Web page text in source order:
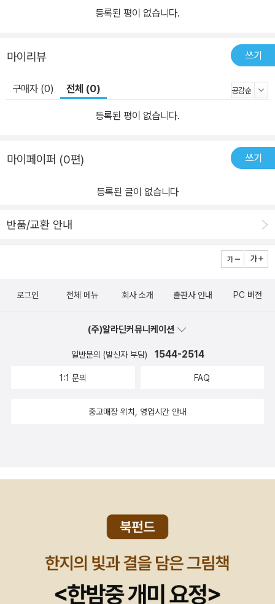
등록된 평이 없습니다.
마이리뷰 쓰기
구매자 (0) 전체 (0)
등록된 평이 없습니다.
마이페이퍼 (0편) 쓰기
등록된 글이 없습니다
반품/교환 안내
로그인 전체 메뉴 회사 소개 출판사 안내 PC 버전
(주)알라딘커뮤니케이션
일반문의 (발신자 부담) 1544-2514
1:1 문의 FAQ
중고매장 위치, 영업시간 안내